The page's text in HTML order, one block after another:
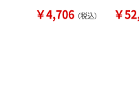
￥4,706 （税込） ￥